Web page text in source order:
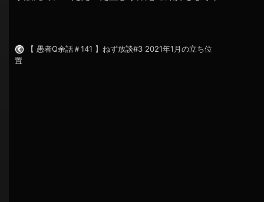
【 愚者Q余話＃141 】ねず放談#3 2021年1月の立ち位
置